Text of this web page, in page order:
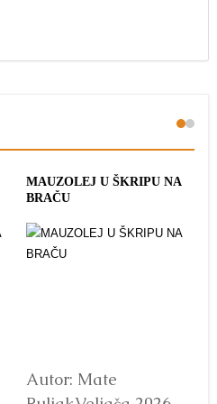
MAUZOLEJ U ŠKRIPU NA
BRAČU
Autor: Mate